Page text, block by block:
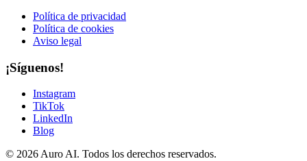
Política de privacidad
Política de cookies
Aviso legal
¡Síguenos!
Instagram
TikTok
LinkedIn
Blog
© 2026 Auro AI. Todos los derechos reservados.